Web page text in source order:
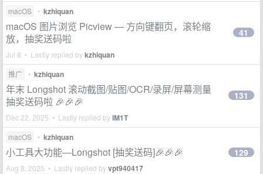
macOS • kzhiquan
macOS 图片浏览 Picview — 方向键翻页，滚轮缩
放，抽奖送码啦
Jul 8 • Lastly replied bykzhiquan
41
推广 • kzhiquan
年末 Longshot 滚动截图/贴图/OCR/录屏/屏幕测量
抽奖送码啦 🎉🎉🎉
Dec 22, 2025 • Lastly replied byIM1T
131
macOS • kzhiquan
小工具大功能—Longshot [抽奖送码]🎉🎉🎉
Aug 8, 2025 • Lastly replied byvpt940417
129